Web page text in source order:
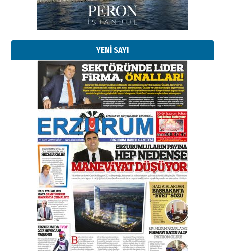
YENİ SAYI
Kadir SABUNCUOĞLU
Erzurumspor’un köşe taşları
29 Haziran 2026 Pazartesi
Kenan GÜLERCİ
Murat Şahsuvaroğlu ERKON’da
çıtayı yukarı taşırken,
yönetimdekiler aşağı
çekmemeli!
17 Şubat 2026 SalıOrhan BOZKURT
Bir fotoğraf, bir şehir, bir
gazeteci… Dizginler kimin
elinde?
31 Mart 2026 Salı
A. Berhan Yılmaz
BİR BÖLÜM DEĞİL, BİR ÖMÜR
SEÇİYORSUNUZ… “NEDEN
ATATÜRK ÜNİVERSİTESİ?”
28 Temmuz 2026 Salı
Ahmet Gökhan YAZICI
Ahmed Yesevi’den bir Alperen…
”Reisimiz” idi… Hakka yürüdü.!
26 Mart 2026 Perşembe
Cem Bakırcı